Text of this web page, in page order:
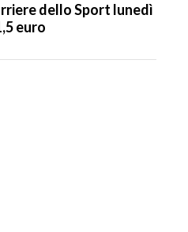
dello Sport lunedì
euro